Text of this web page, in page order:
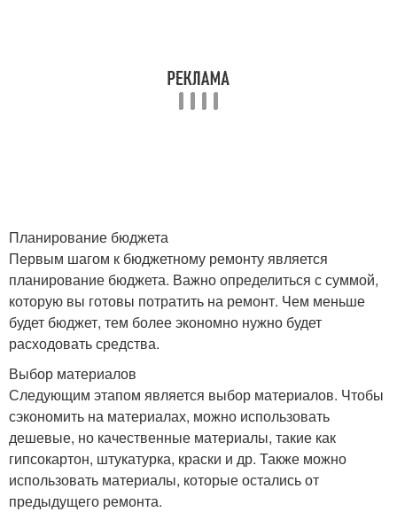
Планирование бюджета
Первым шагом к бюджетному ремонту является
планирование бюджета. Важно определиться с суммой,
которую вы готовы потратить на ремонт. Чем меньше
будет бюджет, тем более экономно нужно будет
расходовать средства.
Выбор материалов
Следующим этапом является выбор материалов. Чтобы
сэкономить на материалах, можно использовать
дешевые, но качественные материалы, такие как
гипсокартон, штукатурка, краски и др. Также можно
использовать материалы, которые остались от
предыдущего ремонта.